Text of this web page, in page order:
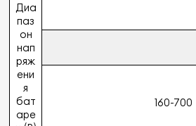
Диа
паз
он
нап
ряж
ени
я
бат
аре
160-700